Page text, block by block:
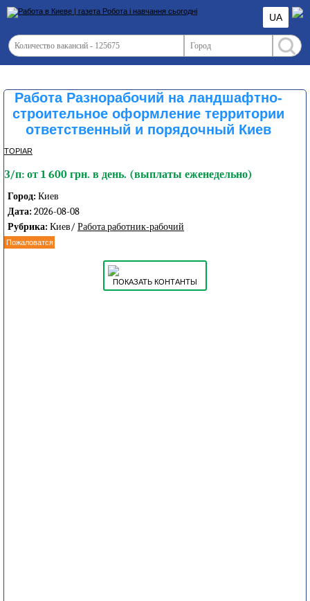
UA
Работа Разнорабочий на ландшафтно-
строительное оформление территории
ответственный и порядочный Киев
TOPIAR
З/п: от 1 600 грн. в день. (выплаты еженедельно)
Город: Киев
Дата: 2026-08-08
Рубрика: Киев/ Работа работник-рабочий
Пожаловатся
ПОКАЗАТЬ КОНТАНТЫ